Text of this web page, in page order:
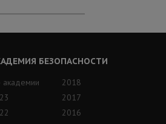
БЕЗОПАСНОСТИ
2018
2017
2016